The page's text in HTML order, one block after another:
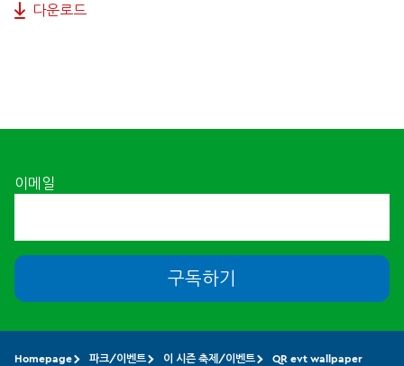
다운로드
이메일
구독하기
Homepage 파크/이벤트 이 시즌 축제/이벤트 QR evt wallpaper